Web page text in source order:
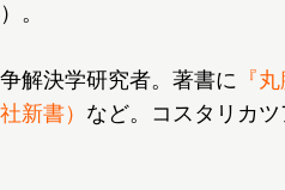
。
解決学研究者。著書に 『
新書） など。コスタリカ